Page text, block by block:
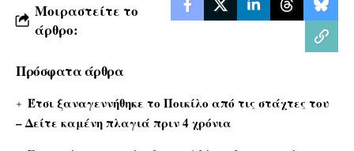
Μοιραστείτε το
άρθρο:
Πρόσφατα άρθρα
Έτσι ξαναγεννήθηκε το Ποικίλο από τις στάχτες του
– Δείτε καμένη πλαγιά πριν 4 χρόνια